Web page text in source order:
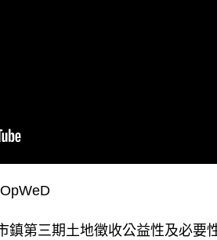
第三期土地徵收公益性及必要